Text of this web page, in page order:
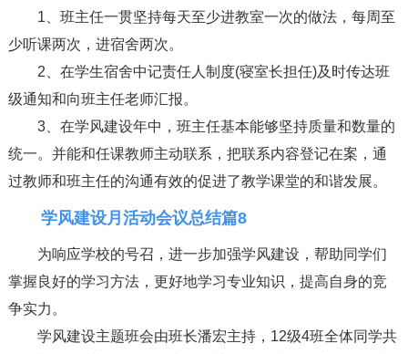
1、班主任一贯坚持每天至少进教室一次的做法，每周至
少听课两次，进宿舍两次。
2、在学生宿舍中记责任人制度(寝室长担任)及时传达班
级通知和向班主任老师汇报。
3、在学风建设年中，班主任基本能够坚持质量和数量的
统一。并能和任课教师主动联系，把联系内容登记在案，通
过教师和班主任的沟通有效的促进了教学课堂的和谐发展。
学风建设月活动会议总结篇8
为响应学校的号召，进一步加强学风建设，帮助同学们
掌握良好的学习方法，更好地学习专业知识，提高自身的竞
争实力。
学风建设主题班会由班长潘宏主持，12级4班全体同学共